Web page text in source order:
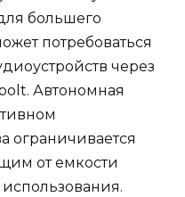
большего
потребоваться
через
Автономная
ограничивается
от емкости